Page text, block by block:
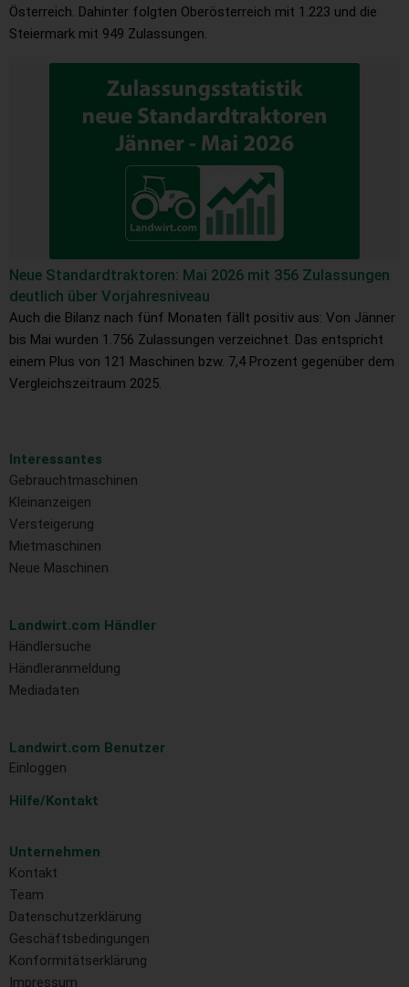
Österreich. Dahinter folgten Oberösterreich mit 1.223 und die
Steiermark mit 949 Zulassungen.
Neue Standardtraktoren: Mai 2026 mit 356 Zulassungen
deutlich über Vorjahresniveau
Auch die Bilanz nach fünf Monaten fällt positiv aus: Von Jänner
bis Mai wurden 1.756 Zulassungen verzeichnet. Das entspricht
einem Plus von 121 Maschinen bzw. 7,4 Prozent gegenüber dem
Vergleichszeitraum 2025.
Interessantes
Gebrauchtmaschinen
Kleinanzeigen
Versteigerung
Mietmaschinen
Neue Maschinen
Landwirt.com Händler
Händlersuche
Händleranmeldung
Mediadaten
Landwirt.com Benutzer
Einloggen
Hilfe/Kontakt
Unternehmen
Kontakt
Team
Datenschutzerklärung
Geschäftsbedingungen
Konformitätserklärung
Impressum